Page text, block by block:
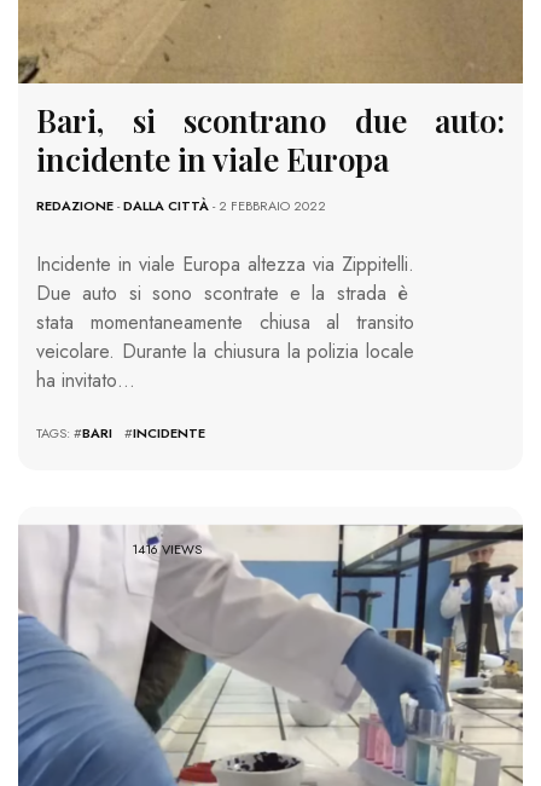
Bari, si scontrano due auto:
incidente in viale Europa
REDAZIONE-DALLA CITTÀ- 2 FEBBRAIO 2022
Incidente in viale Europa altezza via Zippitelli.
Due auto si sono scontrate e la strada è
stata momentaneamente chiusa al transito
veicolare. Durante la chiusura la polizia locale
ha invitato…
TAGS: #BARI #INCIDENTE
1416 VIEWS